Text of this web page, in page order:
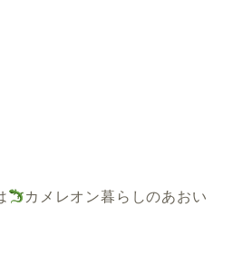
カメレオン暮らしのあおい